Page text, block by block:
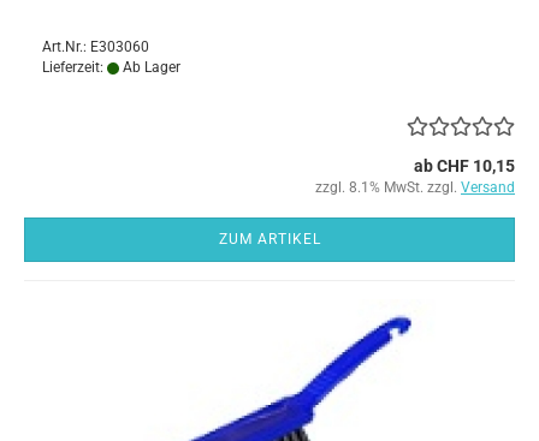
Art.Nr.: E303060
Lieferzeit:
Ab Lager
ab CHF 10,15
zzgl. 8.1% MwSt. zzgl. Versand
ZUM ARTIKEL